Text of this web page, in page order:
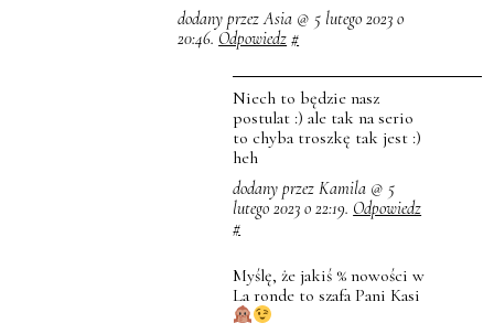
dodany przez Asia @ 5 lutego 2023 o
20:46. Odpowiedz #
Niech to będzie nasz
postulat :) ale tak na serio
to chyba troszkę tak jest :)
heh
dodany przez Kamila @ 5
lutego 2023 o 22:19. Odpowiedz
#
Myślę, że jakiś % nowości w
La ronde to szafa Pani Kasi